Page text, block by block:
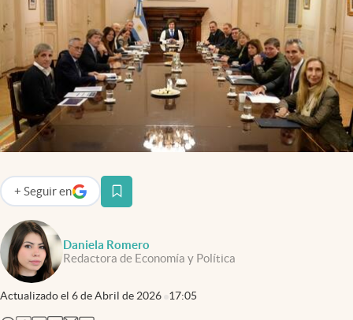
abre en nueva pestaña
Argentina
Daniela Romero
Redactora de Economía y Política
Actualizado el 6 de Abril de 2026 17:05
+ Seguir en
abre en nueva pestaña